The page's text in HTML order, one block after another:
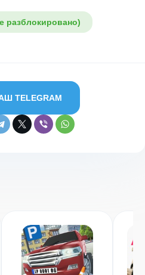
разблокировано)
TELEGRAM